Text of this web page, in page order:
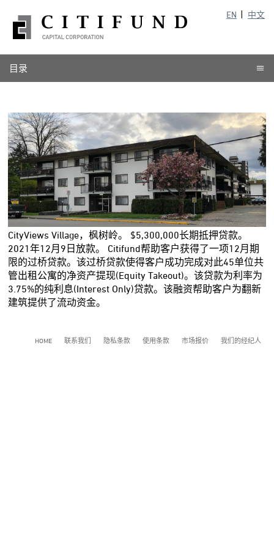
EN 中文
目录
CityViews Village，枫树岭。 $5,300,000长期抵押贷款。
2021年12月9日放款。 Citifund帮助客户获得了一项12月期
限的过桥贷款。该过桥贷款使得客户成功完成对此45单位共
管出租公寓的净资产提现(Equity Takeout)。该贷款为利率为
3.75%的纯利息(Interest Only)贷款。该融资帮助客户为翻新
建筑提供了流动资金。
HOME 联系我们 隐私条款 使用条款 市场报价 我们的经纪人